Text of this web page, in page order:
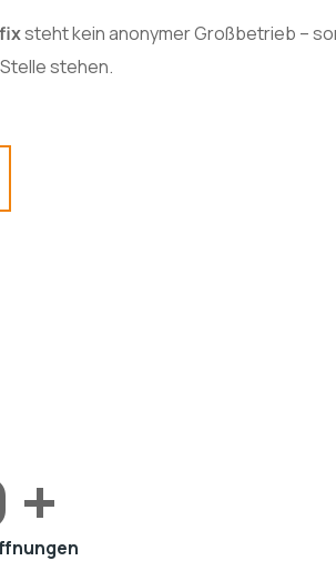
steht kein anonymer Großbetrieb –
stehen.
+